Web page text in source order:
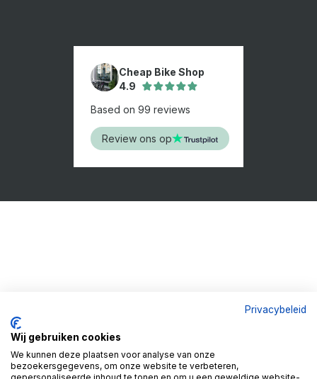
Cheap Bike Shop
4.9
Based on 99 reviews
Review ons op
Privacybeleid
Wij gebruiken cookies
We kunnen deze plaatsen voor analyse van onze
bezoekersgegevens, om onze website te verbeteren,